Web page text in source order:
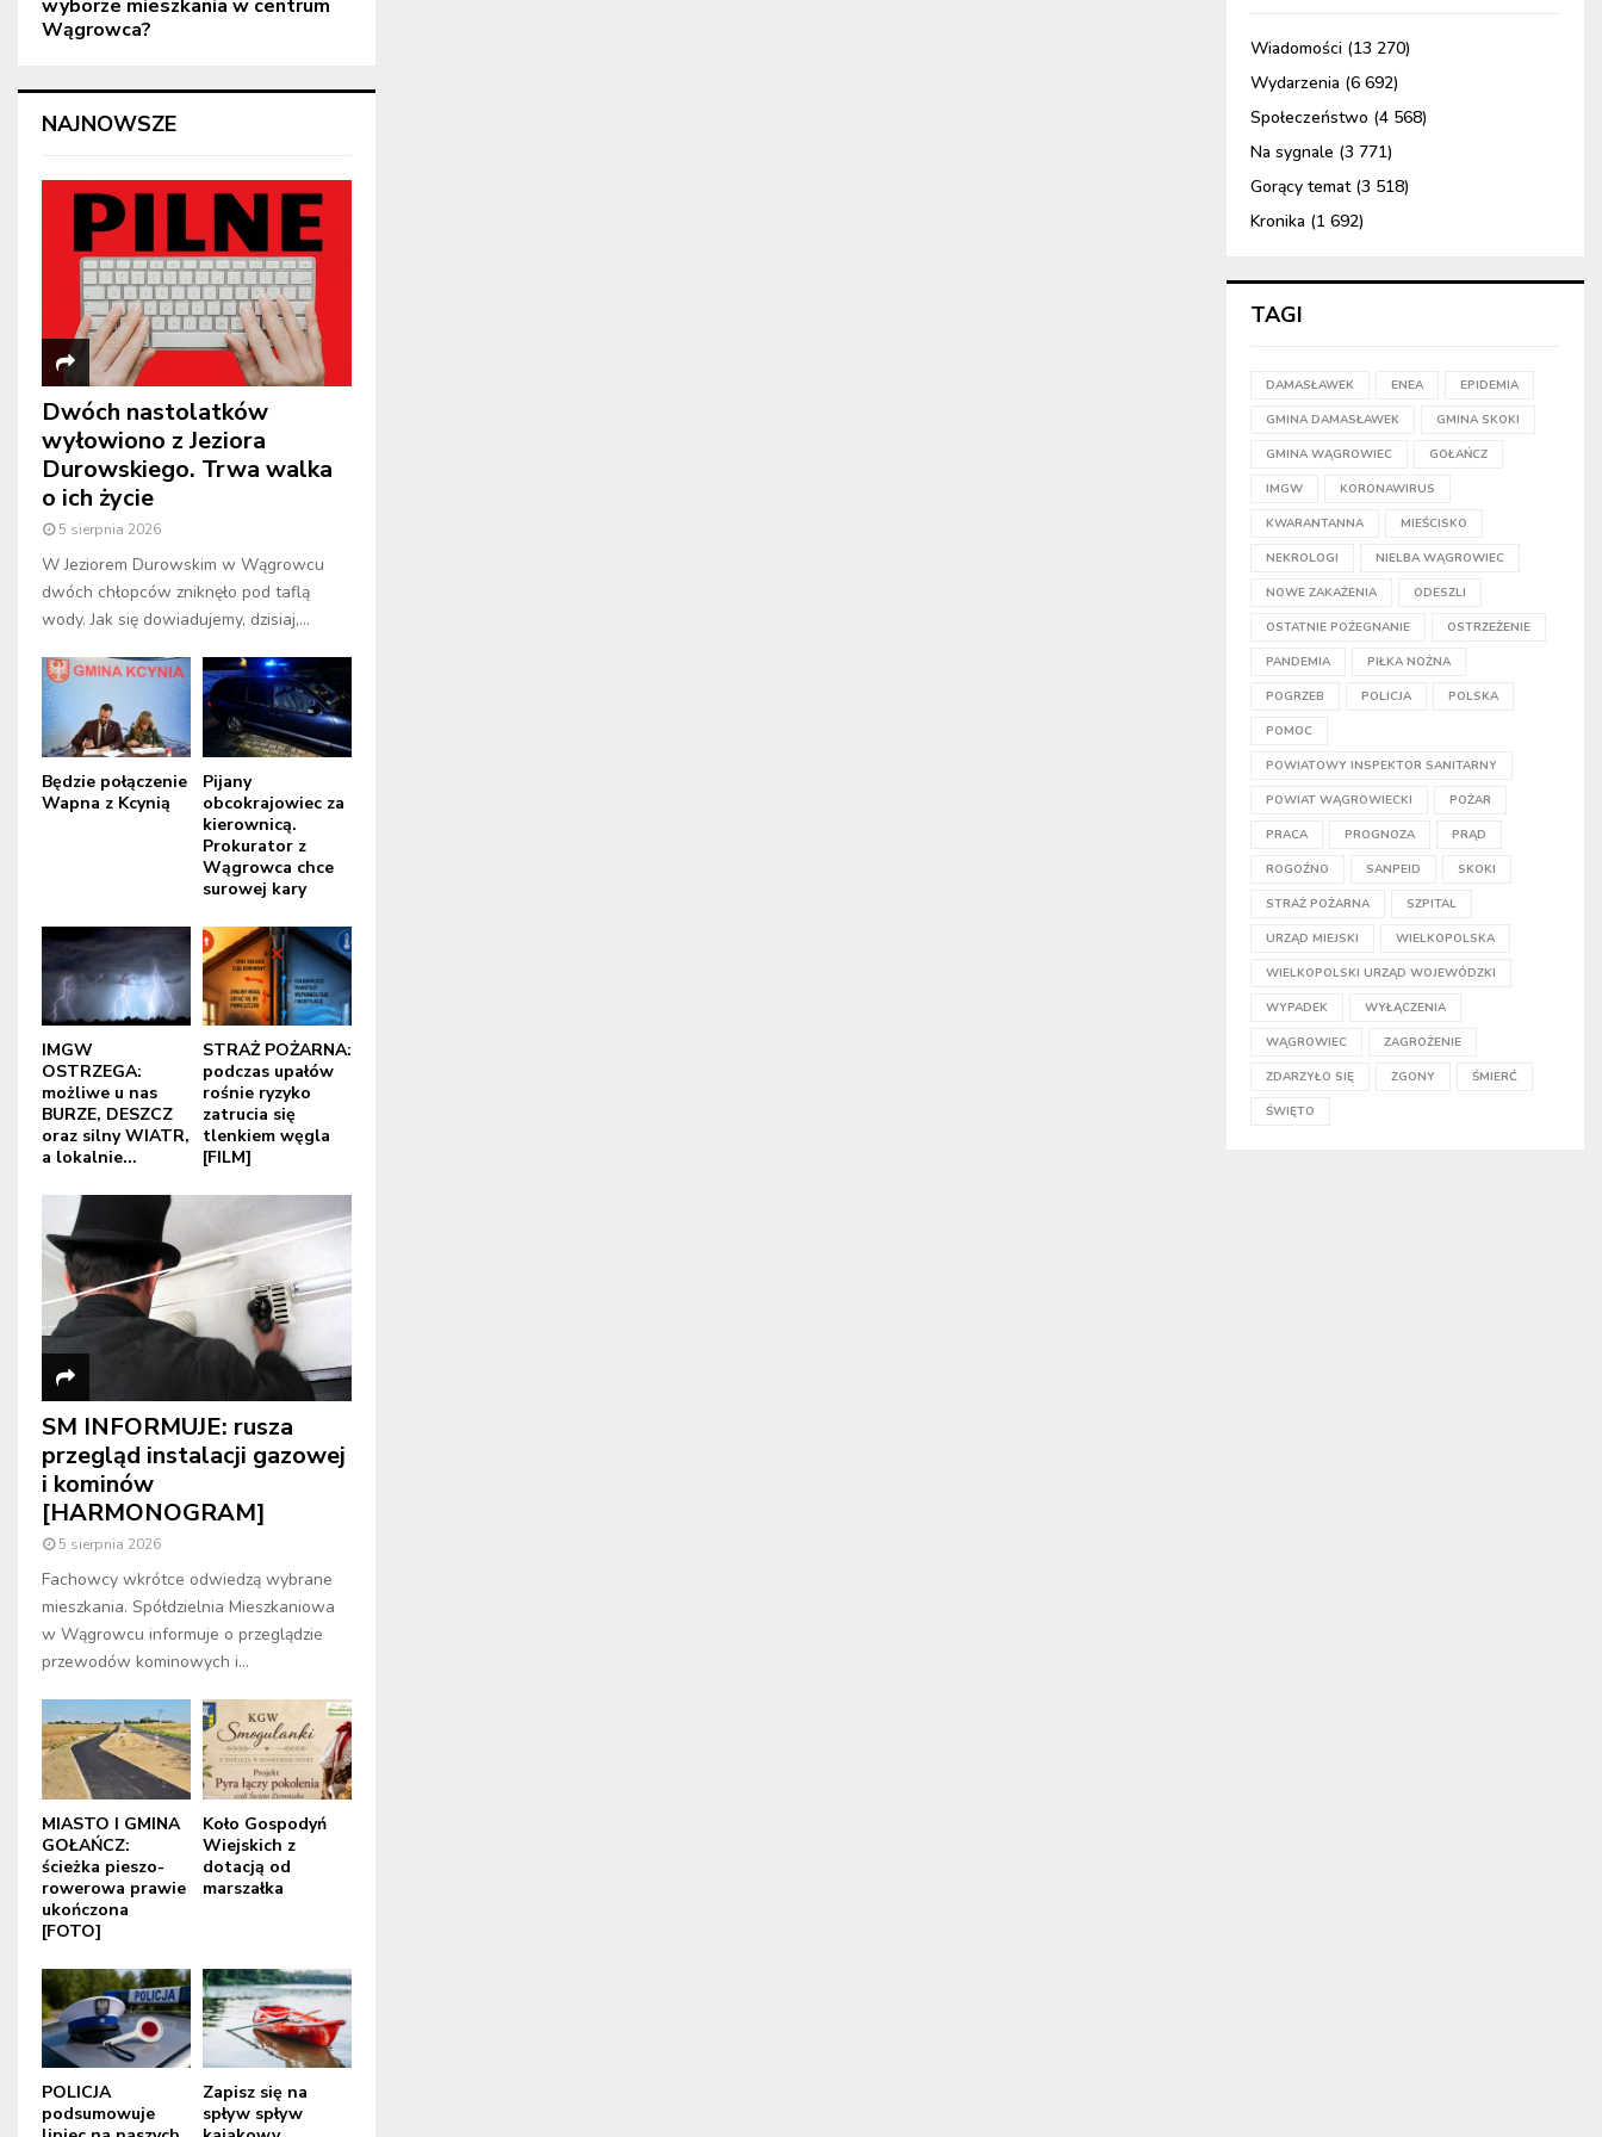
wyborze mieszkania w centrum
Wągrowca?
NAJNOWSZE
Dwóch nastolatków
wyłowiono z Jeziora
Durowskiego. Trwa walka
o ich życie
5 sierpnia 2026
W Jeziorem Durowskim w Wągrowcu
dwóch chłopców zniknęło pod taflą
wody. Jak się dowiadujemy, dzisiaj,...
Będzie połączenie
Wapna z Kcynią
Pijany
obcokrajowiec za
kierownicą.
Prokurator z
Wągrowca chce
surowej kary
IMGW
OSTRZEGA:
możliwe u nas
BURZE, DESZCZ
oraz silny WIATR,
a lokalnie...
STRAŻ POŻARNA:
podczas upałów
rośnie ryzyko
zatrucia się
tlenkiem węgla
[FILM]
SM INFORMUJE: rusza
przegląd instalacji gazowej
i kominów
[HARMONOGRAM]
5 sierpnia 2026
Fachowcy wkrótce odwiedzą wybrane
mieszkania. Spółdzielnia Mieszkaniowa
w Wągrowcu informuje o przeglądzie
przewodów kominowych i...
MIASTO I GMINA
GOŁAŃCZ:
ścieżka pieszo-
rowerowa prawie
ukończona
[FOTO]
Koło Gospodyń
Wiejskich z
dotacją od
marszałka
POLICJA
podsumowuje
Zapisz się na
spływ spływ
Wiadomości (13 270)
Wydarzenia (6 692)
Społeczeństwo (4 568)
Na sygnale (3 771)
Gorący temat(3 518)
Kronika (1 692)
TAGI
DAMASŁAWEK ENEA EPIDEMIA
GMINA DAMASŁAWEK GMINA SKOKI
GMINA WĄGROWIEC GOŁAŃCZ
IMGW KORONAWIRUS
KWARANTANNA MIEŚCISKO
NEKROLOGI NIELBA WĄGROWIEC
NOWE ZAKAŻENIA ODESZLI
OSTATNIE POŻEGNANIE OSTRZEŻENIE
PANDEMIA PIŁKA NOŻNA
POGRZEB POLICJA POLSKA
POMOC
POWIATOWY INSPEKTOR SANITARNY
POWIAT WĄGROWIECKI POŻAR
PRACA PROGNOZA PRĄD
ROGOŹNO SANPEID SKOKI
STRAŻ POŻARNA SZPITAL
URZĄD MIEJSKI WIELKOPOLSKA
WIELKOPOLSKI URZĄD WOJEWÓDZKI
WYPADEK WYŁĄCZENIA
WĄGROWIEC ZAGROŻENIE
ZDARZYŁO SIĘ ZGONY ŚMIERĆ
ŚWIĘTO